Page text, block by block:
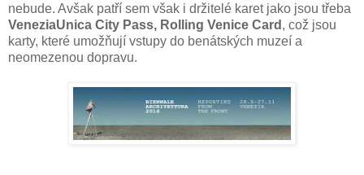
nebude. Avšak patří sem však i držitelé karet jako jsou třeba
VeneziaUnica City Pass, Rolling Venice Card , což jsou
karty, které umožňují vstupy do benátských muzeí a
neomezenou dopravu.